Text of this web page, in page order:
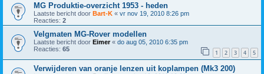
MG Produktie-overzicht 1953 - heden
Laatste bericht door Bart-K « vr nov 19, 2010 8:26 pm
Reacties: 2
Velgmaten MG-Rover modellen
Laatste bericht door Eimer« do aug 05, 2010 6:35 pm
Reacties: 65 1 2 3 4 5
Verwijderen van oranje lenzen uit koplampen (Mk3 200)